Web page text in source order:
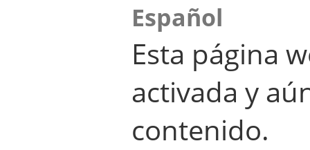
Español
Esta página
activada y
contenido.